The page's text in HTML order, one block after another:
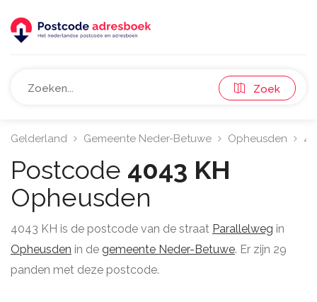
Zoek
Gelderland Gemeente Neder-Betuwe Opheusden
Postcode 4043 KH
Opheusden
4043 KH is de postcode van de straat Parallelweg in
Opheusden in de gemeente Neder-Betuwe. Er zijn 29
panden met deze postcode.